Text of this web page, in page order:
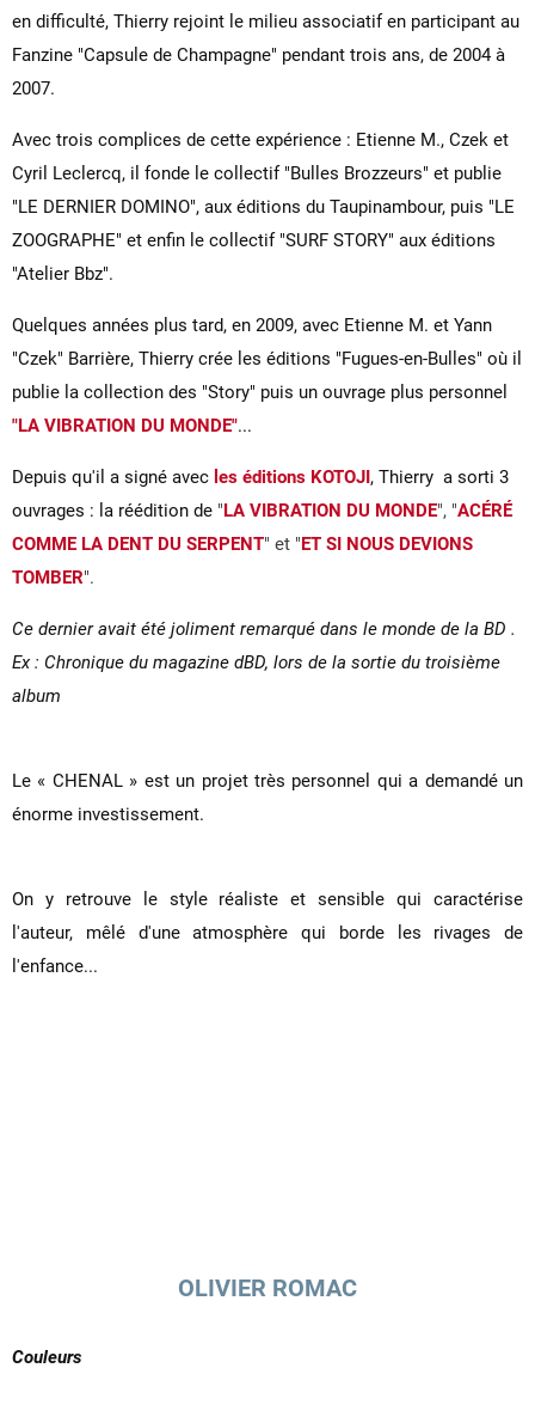
en difficulté, Thierry rejoint le milieu associatif en participant au
Fanzine "Capsule de Champagne" pendant trois ans, de 2004 à
2007.
Avec trois complices de cette expérience : Etienne M., Czek et
Cyril Leclercq, il fonde le collectif "Bulles Brozzeurs" et publie
"LE DERNIER DOMINO", aux éditions du Taupinambour, puis "LE
ZOOGRAPHE" et enfin le collectif "SURF STORY" aux éditions
"Atelier Bbz".
Quelques années plus tard, en 2009, avec Etienne M. et Yann
"Czek" Barrière, Thierry crée les éditions "Fugues-en-Bulles" où il
publie la collection des "Story" puis un ouvrage plus personnel
"LA VIBRATION DU MONDE"...
Depuis qu'il a signé avec les éditions KOTOJI, Thierry a sorti 3
ouvrages : la réédition de "LA VIBRATION DU MONDE", "ACÉRÉ
COMME LA DENT DU SERPENT" et "ET SI NOUS DEVIONS
TOMBER".
Ce dernier avait été joliment remarqué dans le monde de la BD .
Ex : Chronique du magazine dBD, lors de la sortie du troisième
album
Le « CHENAL » est un projet très personnel qui a demandé un
énorme investissement.
On y retrouve le style réaliste et sensible qui caractérise
l'auteur, mêlé d'une atmosphère qui borde les rivages de
l'enfance...
OLIVIER ROMAC
Couleurs